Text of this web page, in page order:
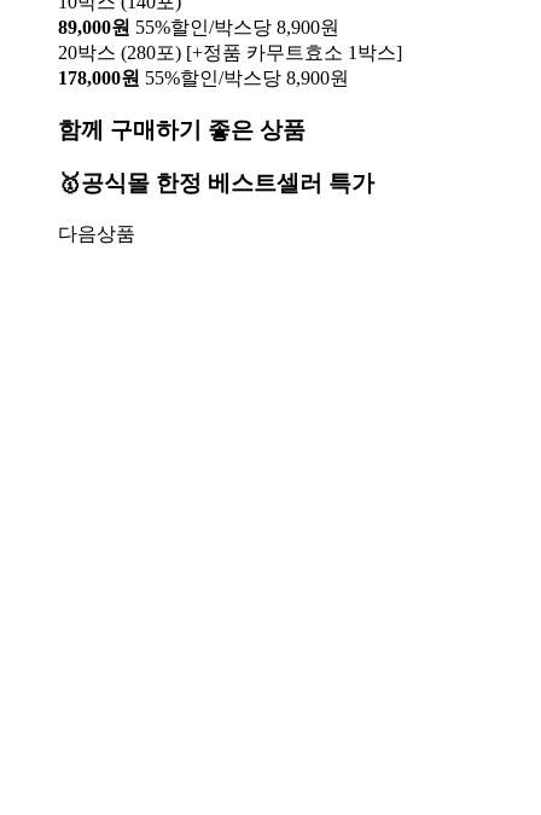
89,000원 55%할인/박스당 8,900원
20박스 (280포) [+정품 카무트효소 1박스]
178,000원 55%할인/박스당 8,900원
함께 구매하기 좋은 상품
🥇공식몰 한정 베스트셀러 특가
다음상품